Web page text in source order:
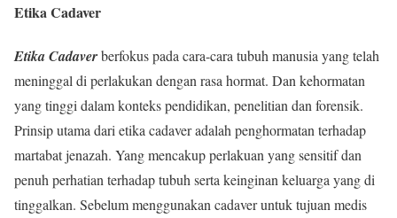
Etika Cadaver
Etika Cadaverberfokus pada cara-cara tubuh manusia yang telah
meninggal di perlakukan dengan rasa hormat. Dan kehormatan
yang tinggi dalam konteks pendidikan, penelitian dan forensik.
Prinsip utama dari etika cadaver adalah penghormatan terhadap
martabat jenazah. Yang mencakup perlakuan yang sensitif dan
penuh perhatian terhadap tubuh serta keinginan keluarga yang di
tinggalkan. Sebelum menggunakan cadaver untuk tujuan medis